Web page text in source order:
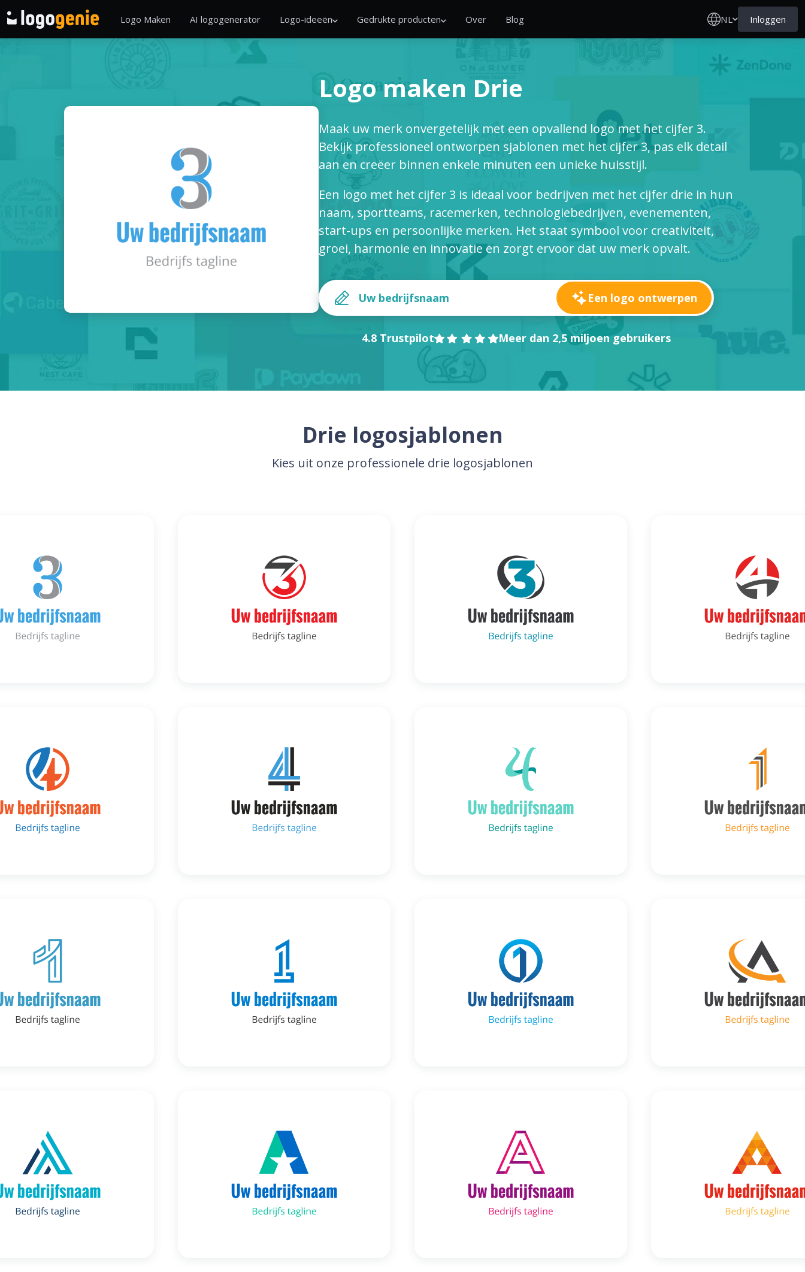
Logo Maken AI logogenerator Logo-ideeën Gedrukte producten Over Blog NL Inloggen
Logo maken Drie
Maak uw merk onvergetelijk met een opvallend logo met het cijfer 3.
Bekijk professioneel ontworpen sjablonen met het cijfer 3, pas elk detail
aan en creëer binnen enkele minuten een unieke huisstijl.
Een logo met het cijfer 3 is ideaal voor bedrijven met het cijfer drie in hun
naam, sportteams, racemerken, technologiebedrijven, evenementen,
start-ups en persoonlijke merken. Het staat symbool voor creativiteit,
groei, harmonie en innovatie en zorgt ervoor dat uw merk opvalt.
Een logo ontwerpen
4.8 Trustpilot Meer dan 2,5 miljoen gebruikers
Drie logosjablonen
Kies uit onze professionele drie logosjablonen